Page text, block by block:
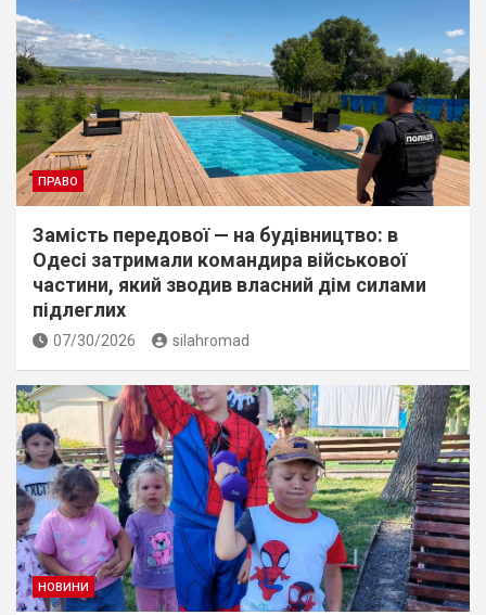
ПРАВО
Замість передової — на будівництво: в
Одесі затримали командира військової
частини, який зводив власний дім силами
підлеглих
07/30/2026 silahromad
НОВИНИ